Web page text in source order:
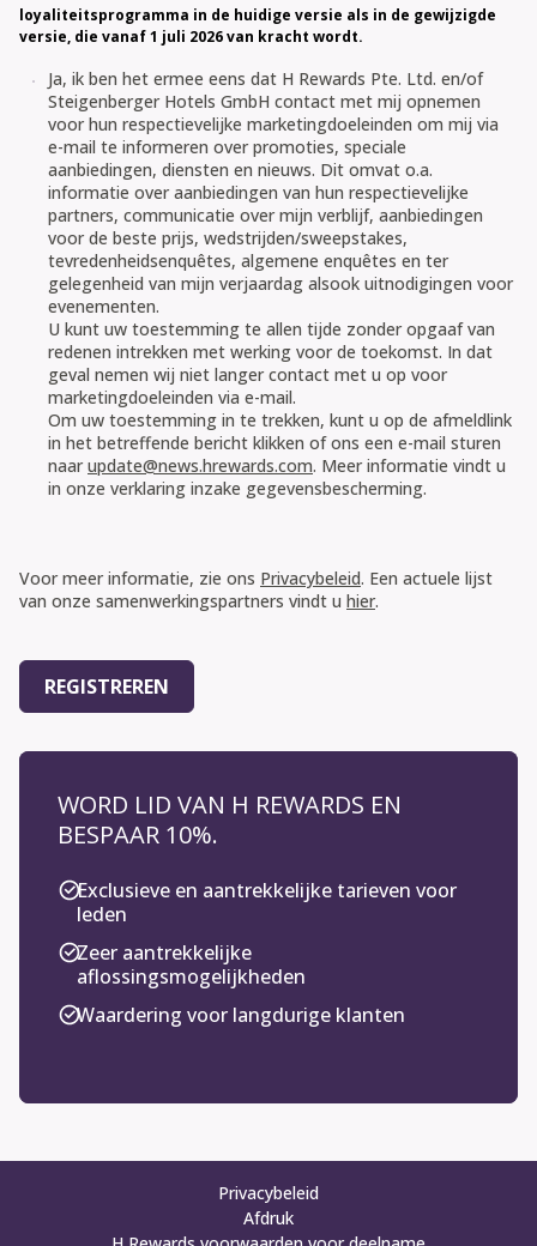
loyaliteitsprogramma in de huidige versie als in de gewijzigde
versie, die vanaf 1 juli 2026 van kracht wordt.
Ja, ik ben het ermee eens dat H Rewards Pte. Ltd. en/of
Steigenberger Hotels GmbH contact met mij opnemen
voor hun respectievelijke marketingdoeleinden om mij via
e-mail te informeren over promoties, speciale
aanbiedingen, diensten en nieuws. Dit omvat o.a.
informatie over aanbiedingen van hun respectievelijke
partners, communicatie over mijn verblijf, aanbiedingen
voor de beste prijs, wedstrijden/sweepstakes,
tevredenheidsenquêtes, algemene enquêtes en ter
gelegenheid van mijn verjaardag alsook uitnodigingen voor
evenementen.
U kunt uw toestemming te allen tijde zonder opgaaf van
redenen intrekken met werking voor de toekomst. In dat
geval nemen wij niet langer contact met u op voor
marketingdoeleinden via e-mail.
Om uw toestemming in te trekken, kunt u op de afmeldlink
in het betreffende bericht klikken of ons een e-mail sturen
naarupdate@news.hrewards.com. Meer informatie vindt u
in onze verklaring inzake gegevensbescherming.
Voor meer informatie, zie ons Privacybeleid. Een actuele lijst
van onze samenwerkingspartners vindt u hier.
REGISTREREN
WORD LID VAN H REWARDS EN
BESPAAR 10%.
Exclusieve en aantrekkelijke tarieven voor
leden
Zeer aantrekkelijke
aflossingsmogelijkheden
Waardering voor langdurige klanten
Privacybeleid
Afdruk